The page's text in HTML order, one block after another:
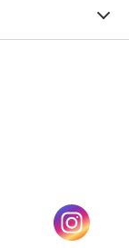
onglet)
dans un(s'ouvre